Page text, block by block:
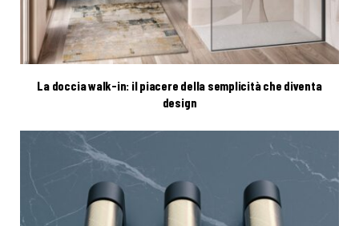
La doccia walk-in: il piacere della semplicità che diventa
design